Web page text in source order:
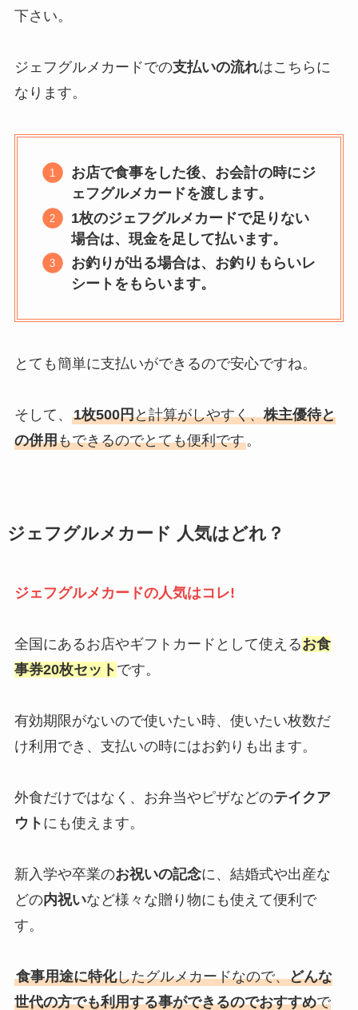
下さい。
ジェフグルメカードでの支払いの流れはこちらに
なります。
お店で食事をした後、お会計の時にジ
ェフグルメカードを渡します。
1枚のジェフグルメカードで足りない
場合は、現金を足して払います。
お釣りが出る場合は、お釣りもらいレ
シートをもらいます。
とても簡単に支払いができるので安心ですね。
そして、 1枚500円と計算がしやすく、株主優待と
の併用もできるのでとても便利です。
ジェフグルメカード 人気はどれ？
ジェフグルメカードの人気はコレ!
全国にあるお店やギフトカードとして使えるお食
事券20枚セット です。
有効期限がないので使いたい時、使いたい枚数だ
け利用でき、支払いの時にはお釣りも出ます。
外食だけではなく、お弁当やピザなどのテイクア
ウト にも使えます。
新入学や卒業のお祝いの記念に、結婚式や出産な
どの内祝いなど様々な贈り物にも使えて便利で
す。
食事用途に特化したグルメカードなので、どんな
世代の方でも利用する事ができるのでおすすめで